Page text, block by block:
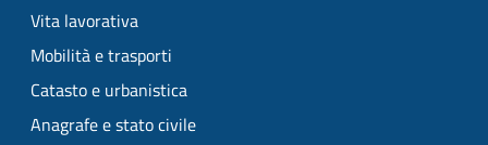
Vita lavorativa
Mobilità e trasporti
Catasto e urbanistica
Anagrafe e stato civile